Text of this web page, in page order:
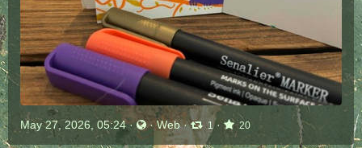
May 27, 2026, 05:24· ·Web· 1· 20